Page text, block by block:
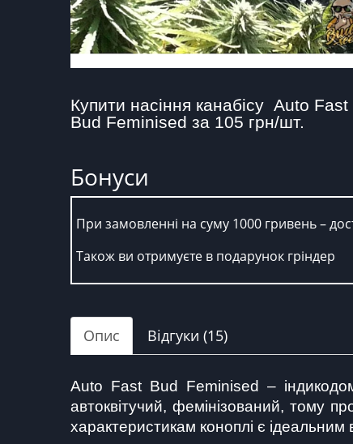
Купити насіння канабісу  Auto Fast
Bud Feminised за 105 грн/шт.
Бонуси
При замовленні на суму 1000 гривень –
Також ви отримуєте в подарунок гріндер
Опис Відгуки (15)
Auto Fast Bud Feminised –
автоквітучий, фемінізований, тому
характеристикам коноплі є